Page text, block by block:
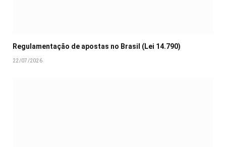
Regulamentação de apostas no Brasil (Lei 14.790)
22/07/2026